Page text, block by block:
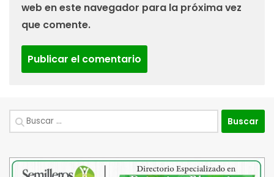
web en este navegador para la próxima vez
que comente.
Buscar: